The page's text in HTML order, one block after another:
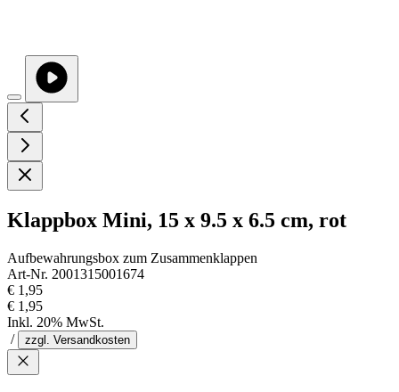
Klappbox Mini, 15 x 9.5 x 6.5 cm, rot
Aufbewahrungsbox zum Zusammenklappen
Art-Nr. 2001315001674
€ 1,95
€ 1,95
Inkl. 20% MwSt.
/
zzgl. Versandkosten